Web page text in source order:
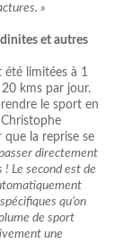
»
et autres
limitées à 1
kms par jour.
le sport en
la reprise se
directement
! Le second est de
qu’on
de sport
une